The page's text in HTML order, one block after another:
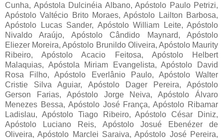
Cunha, Apóstola Dulcinéia Albano, Apóstolo Paulo Petrizi,
Apóstolo Valtécio Brito Moraes, Apóstolo Lailton Barbosa,
Apóstolo Lucas Sander, Apóstolo William Leite, Apóstolo
Nivaldo Araújo, Apóstolo Cândido Maynard, Apóstolo
Eliezer Moreira, Apóstolo Brunildo Oliveira, Apóstolo Maurity
Ribeiro, Apóstolo Acacio Feitosa, Apóstolo Helbert
Malaquias, Apóstola Miriam Evangelista, Apóstolo David
Rosa Filho, Apóstolo Everlânio Paulo, Apóstolo Walter
Cristie Silva Aguiar, Apóstolo Dager Pereira, Apóstolo
Gerson Farias, Apóstolo Jorge Neiva, Apóstolo Álvaro
Menezes Bessa, Apóstolo José França, Apóstolo Ribamar
Ladislau, Apóstolo Tiago Ribeiro, Apóstolo César Diniz,
Apóstolo Luciano Reis, Apóstolo Josué Ebenézer de
Oliveira, Apóstolo Marclei Saraiva, Apóstolo José Pereira,